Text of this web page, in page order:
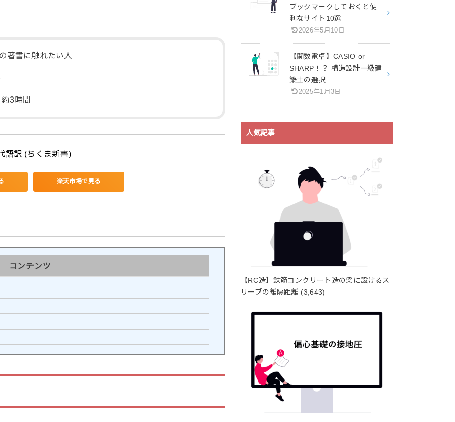
著書に触れたい人
3時間
語訳 (ちくま新書)
楽天市場で見る
コンテンツ
ブックマークしておくと便
利なサイト10選
2026年5月10日
【関数電卓】CASIO or
SHARP！？ 構造設計一級建
築士の選択
2025年1月3日
人気記事
【RC造】鉄筋コンクリート造の梁に設けるス
リーブの離隔距離 (3,643)